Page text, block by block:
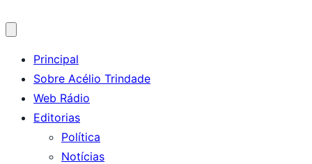
menu
Principal
Sobre Acélio Trindade
Web Rádio
Editorias
Política
Notícias